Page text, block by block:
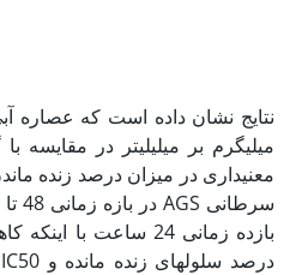
میلی‏گرم بر میلی‏لیتر در
معنی‫داری در میزان درصد زنده ماندن سلول‏ها و IC